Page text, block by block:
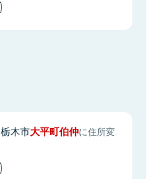
栃木市大平町伯仲に住所変